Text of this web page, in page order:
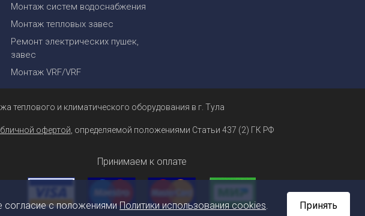
Монтаж систем водоснабжения
Монтаж тепловых завес
Ремонт электрических пушек,
завес
Монтаж VRF/VRF
и климатического оборудования в г. Тула
офертой, определяемой положениями Статьи 437 (2) ГК РФ
Принимаем к оплате
согласие с положениямиПолитики использования cookies. Принять